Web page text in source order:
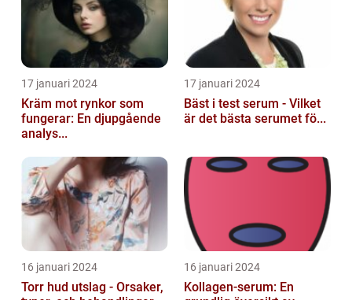
17 januari 2024
Kräm mot rynkor som
fungerar: En djupgående
analys...
17 januari 2024
Bäst i test serum - Vilket
är det bästa serumet fö...
16 januari 2024
Torr hud utslag - Orsaker,
16 januari 2024
Kollagen-serum: En